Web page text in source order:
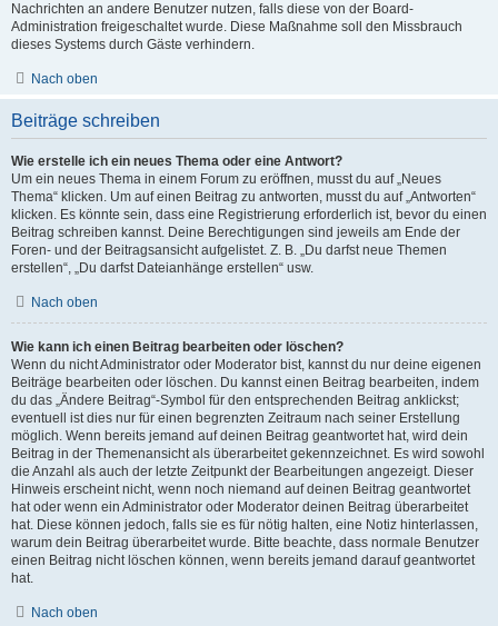
Nachrichten an andere Benutzer nutzen, falls diese von der Board-
Administration freigeschaltet wurde. Diese Maßnahme soll den Missbrauch
dieses Systems durch Gäste verhindern.
Nach oben
Beiträge schreiben
Wie erstelle ich ein neues Thema oder eine Antwort?
Um ein neues Thema in einem Forum zu eröffnen, musst du auf „Neues
Thema“ klicken. Um auf einen Beitrag zu antworten, musst du auf „Antworten“
klicken. Es könnte sein, dass eine Registrierung erforderlich ist, bevor du einen
Beitrag schreiben kannst. Deine Berechtigungen sind jeweils am Ende der
Foren- und der Beitragsansicht aufgelistet. Z. B. „Du darfst neue Themen
erstellen“, „Du darfst Dateianhänge erstellen“ usw.
Nach oben
Wie kann ich einen Beitrag bearbeiten oder löschen?
Wenn du nicht Administrator oder Moderator bist, kannst du nur deine eigenen
Beiträge bearbeiten oder löschen. Du kannst einen Beitrag bearbeiten, indem
du das „Ändere Beitrag“-Symbol für den entsprechenden Beitrag anklickst;
eventuell ist dies nur für einen begrenzten Zeitraum nach seiner Erstellung
möglich. Wenn bereits jemand auf deinen Beitrag geantwortet hat, wird dein
Beitrag in der Themenansicht als überarbeitet gekennzeichnet. Es wird sowohl
die Anzahl als auch der letzte Zeitpunkt der Bearbeitungen angezeigt. Dieser
Hinweis erscheint nicht, wenn noch niemand auf deinen Beitrag geantwortet
hat oder wenn ein Administrator oder Moderator deinen Beitrag überarbeitet
hat. Diese können jedoch, falls sie es für nötig halten, eine Notiz hinterlassen,
warum dein Beitrag überarbeitet wurde. Bitte beachte, dass normale Benutzer
einen Beitrag nicht löschen können, wenn bereits jemand darauf geantwortet
hat.
Nach oben